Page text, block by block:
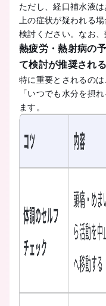
ただし、経口補水液
上の症状が疑われる
検討ください。なお、
熱疲労・熱射病の
て検討が推奨され
特に重要とされるの
「いつでも水分を摂
ます。